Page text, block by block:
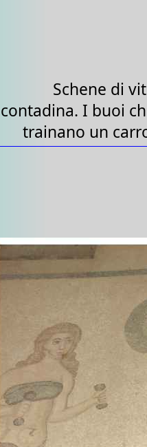
Schene di
contadina. I buoi
trainano un